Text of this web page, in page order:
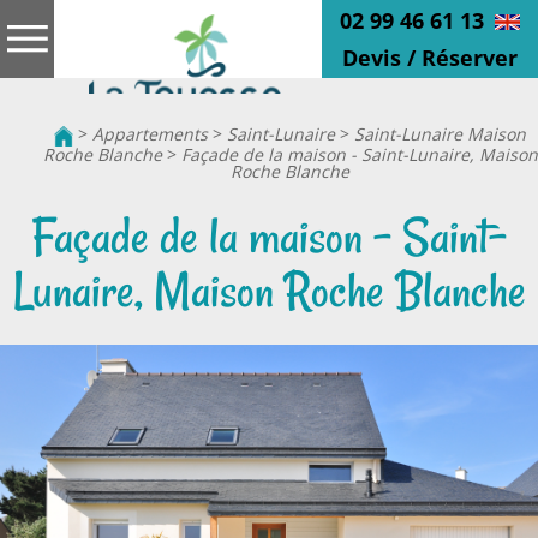
02 99 46 61 13
Devis / Réserver
> Appartements> Saint-Lunaire> Saint-Lunaire Maison
Roche Blanche> Façade de la maison - Saint-Lunaire, Maison
Roche Blanche
Façade de la maison - Saint-
Lunaire, Maison Roche Blanche